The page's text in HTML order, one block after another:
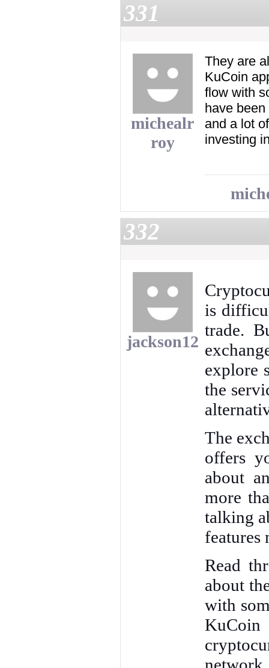
331
michealr
roy
They are
‌KuCoin‌
flow with
have
and a lot
investing
332
jackson12
is
trade.
explore
the
The
offers
about
more
talking
features
Read
about
with